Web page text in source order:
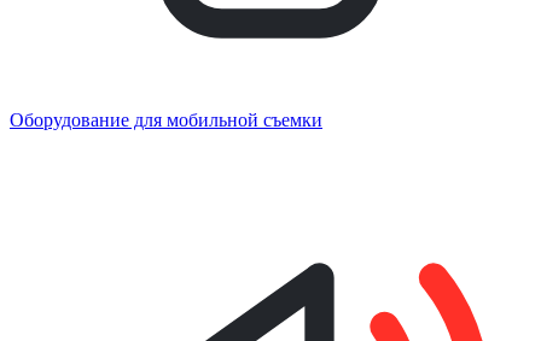
Оборудование для мобильной съемки